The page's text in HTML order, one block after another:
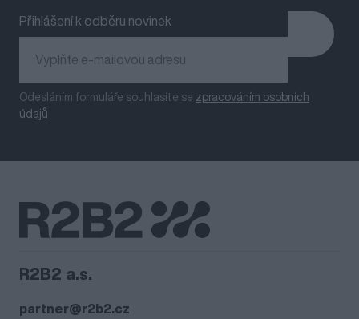
Přihlášení k odběru novinek
Odesláním formuláře souhlasíte se zpracováním osobních
údajů
R2B2 a.s.
partner@r2b2.cz